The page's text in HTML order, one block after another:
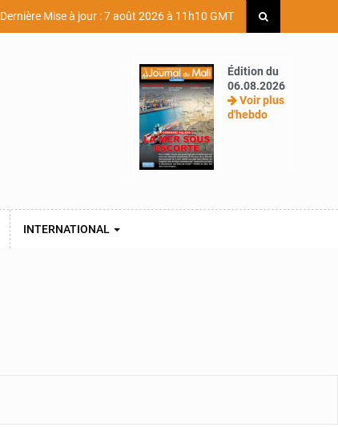
Dernière Mise à jour : 7 août 2026 à 11h10 GMT
Édition du
06.08.2026
Voir plus
d'hebdo
INTERNATIONAL